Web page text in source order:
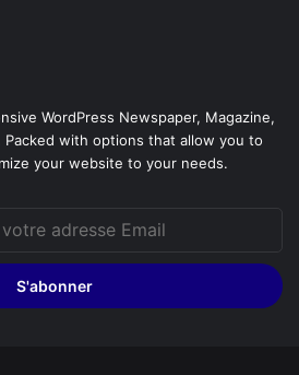
WordPress Newspaper, Magazine,
Packed with options that allow you to
your website to your needs.